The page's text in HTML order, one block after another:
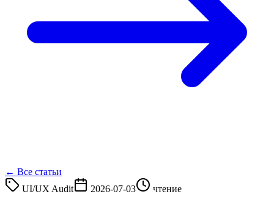
← Все статьи
UI/UX Audit
2026-07-03 чтение